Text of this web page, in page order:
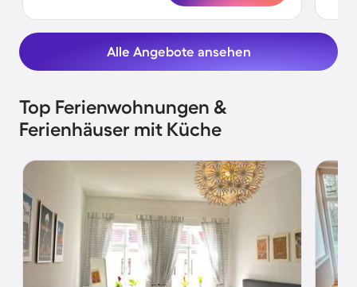
Alle Angebote ansehen
Top Ferienwohnungen &
Ferienhäuser mit Küche